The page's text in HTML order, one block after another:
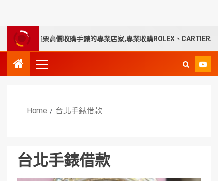
、苗栗高價收購手錶的專業店家,專業收購ROLEX、CARTIER現金收
Home 台北手錶借款
台北手錶借款